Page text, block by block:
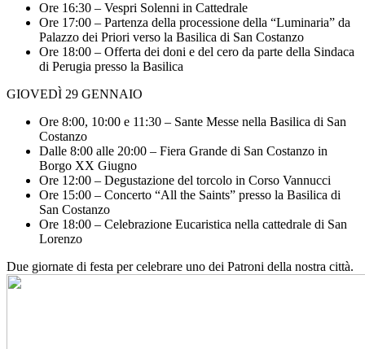
Ore 16:30 – Vespri Solenni in Cattedrale
Ore 17:00 – Partenza della processione della “Luminaria” da
Palazzo dei Priori verso la Basilica di San Costanzo
Ore 18:00 – Offerta dei doni e del cero da parte della Sindaca
di Perugia presso la Basilica
GIOVEDÌ 29 GENNAIO
Ore 8:00, 10:00 e 11:30 – Sante Messe nella Basilica di San
Costanzo
Dalle 8:00 alle 20:00 – Fiera Grande di San Costanzo in
Borgo XX Giugno
Ore 12:00 – Degustazione del torcolo in Corso Vannucci
Ore 15:00 – Concerto “All the Saints” presso la Basilica di
San Costanzo
Ore 18:00 – Celebrazione Eucaristica nella cattedrale di San
Lorenzo
Due giornate di festa per celebrare uno dei Patroni della nostra città.